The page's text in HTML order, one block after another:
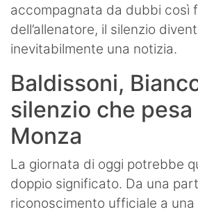
accompagnata da dubbi così
dell’allenatore, il silenzio
inevitabilmente una notizia.
Baldissoni,
silenzio che pesa
Monza
La giornata di oggi potrebbe
doppio significato. Da una
riconoscimento ufficiale a